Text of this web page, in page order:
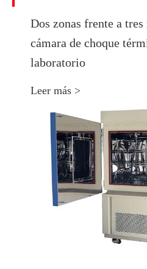
Dos zonas frente a
cámara de choque
laboratorio
Leer más >